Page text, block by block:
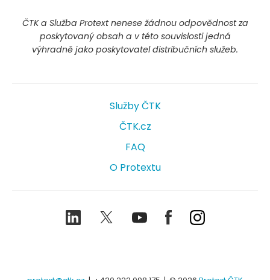
ČTK a Služba Protext nenese žádnou odpovědnost za
poskytovaný obsah a v této souvislosti jedná
výhradně jako poskytovatel distribučních služeb.
Služby ČTK
ČTK.cz
FAQ
O Protextu
LinkedIn TwitterYoutubeFacebookInstagram